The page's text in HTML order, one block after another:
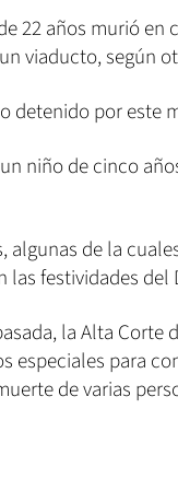
22 años murió
viaducto, según
detenido por este
niño de cinco
algunas de la
las festividades
la Alta
especiales para
de varias